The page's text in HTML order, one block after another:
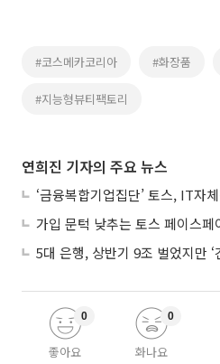
#코스메카코리아 #화장품
#지능형뷰티팩토리
연희진 기자의 주요 뉴스
좋아요
0
화나요
0